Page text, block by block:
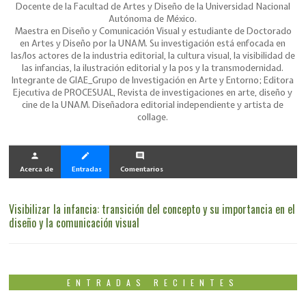
Docente de la Facultad de Artes y Diseño de la Universidad Nacional
Autónoma de México.
Maestra en Diseño y Comunicación Visual y estudiante de Doctorado
en Artes y Diseño por la UNAM. Su investigación está enfocada en
las/los actores de la industria editorial, la cultura visual, la visibilidad de
las infancias, la ilustración editorial y la pos y la transmodernidad.
Integrante de GIAE_Grupo de Investigación en Arte y Entorno; Editora
Ejecutiva de PROCESUAL, Revista de investigaciones en arte, diseño y
cine de la UNAM. Diseñadora editorial independiente y artista de
collage.
person
Acerca de
create
Entradas
comment
Comentarios
Visibilizar la infancia: transición del concepto y su importancia en el
diseño y la comunicación visual
ENTRADAS RECIENTES